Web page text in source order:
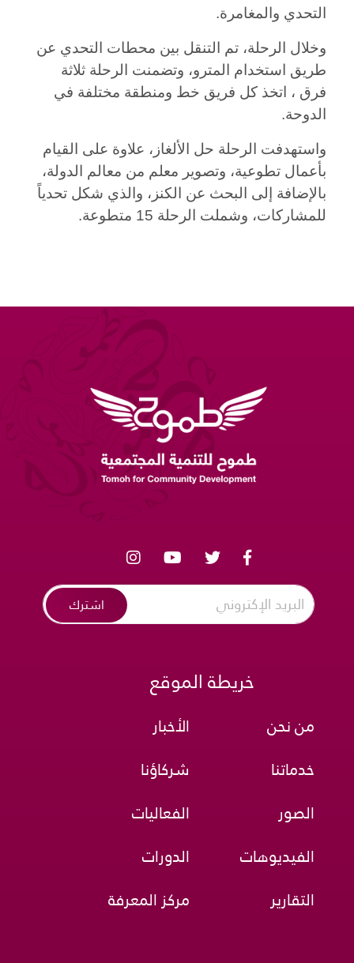
التحدي والمغامرة.
وخلال الرحلة، تم التنقل بين محطات التحدي عن
طريق استخدام المترو، وتضمنت الرحلة ثلاثة
فرق ، اتخذ كل فريق خط ومنطقة مختلفة في
الدوحة.
واستهدفت الرحلة حل الألغاز، علاوة على القيام
بأعمال تطوعية، وتصوير معلم من معالم الدولة،
بالإضافة إلى البحث عن الكنز، والذي شكل تحدياً
للمشاركات، وشملت الرحلة 15 متطوعة.
اشترك
خريطة الموقع
من نحن
خدماتنا
الصور
الفيديوهات
التقارير
الأخبار
شركاؤنا
الفعاليات
الدورات
مركز المعرفة